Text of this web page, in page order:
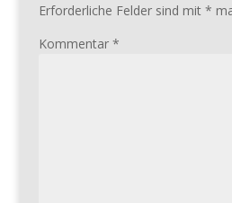
Erforderliche Felder sind mit *
Kommentar *